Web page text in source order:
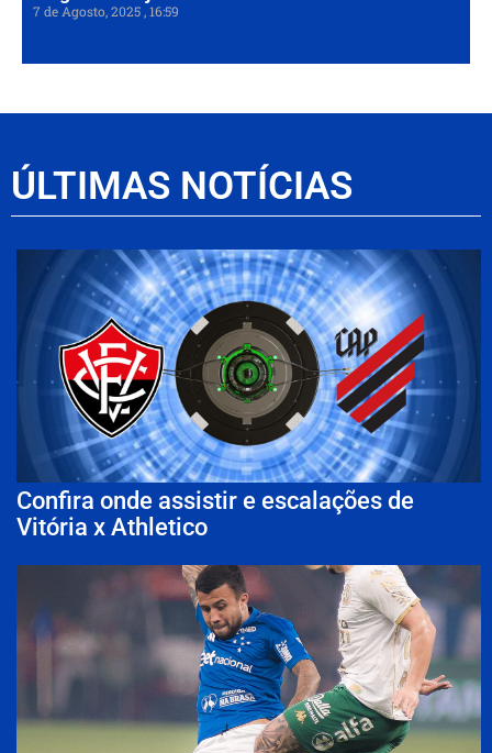
7 de Agosto, 2025 16:59
ÚLTIMAS NOTÍCIAS
Confira onde assistir e escalações de
Vitória x Athletico